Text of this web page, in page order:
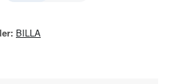
BILLA